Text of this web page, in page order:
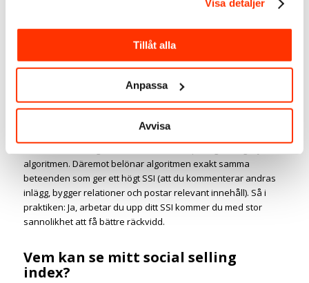
Visa detaljer
Tillåt alla
Anpassa
Avvisa
Var hittar jag mitt SSI?
Du hittar det utanför Linkedin och inte i den vanliga appen. Du
måste vara inloggad på LinkedIn i din webbläsare och gå till
Får man bättre organisk räckvidd
om man har högt SSI?
algoritmen. Däremot belönar algoritmen exakt samma
beteenden som ger ett högt SSI (att du kommenterar andras
inlägg, bygger relationer och postar relevant innehåll). Så i
praktiken: Ja, arbetar du upp ditt SSI kommer du med stor
sannolikhet att få bättre räckvidd.
Vem kan se mitt social selling
index?